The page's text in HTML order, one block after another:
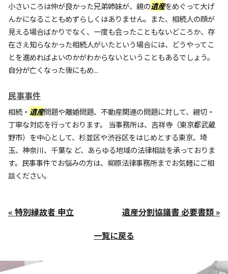
小さいころは仲が良かった兄弟姉妹が、親の遺産をめぐって大げ
んかになることもめずらしくはありません。また、相続人の顔が
見える場合ばかりでなく、一度も会ったこともないどころか、存
在さえ知らなかった相続人がいたという場合には、どうやってこ
とを進めればよいのかがわからないということもあるでしょう。
自分が亡くなった後にもめ...
民事事件
相続・ 遺産問題や離婚問題、不動産関連の問題に対して、親切・
丁寧な対応を行っております。 当事務所は、吉祥寺（東京都武蔵
野市）を中心として、杉並区や渋谷区をはじめとする東京、埼
玉、神奈川、千葉な ど、あらゆる地域の法律相談を承っておりま
す。民事事件でお悩みの方は、柳原法律事務所までお気軽にご相
談ください。
« 特別縁故者 申立
遺産分割協議書 必要書類 »
一覧に戻る